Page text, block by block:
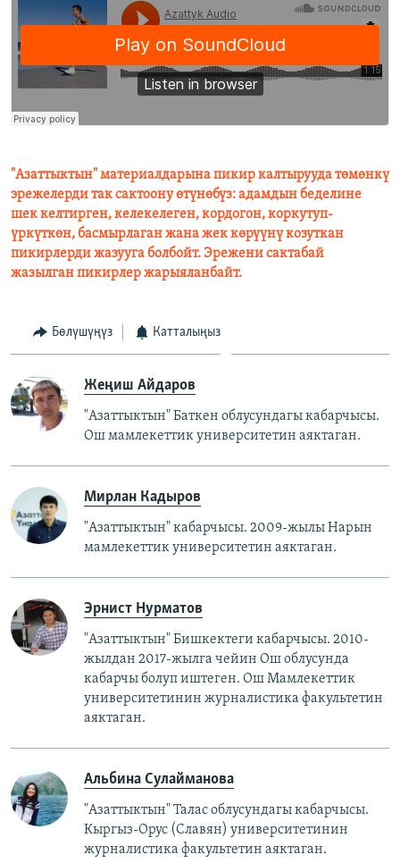
"Азаттыктын" материалдарына пикир калтырууда төмөнкү
эрежелерди так сактоону өтүнөбүз: адамдын беделине
шек келтирген, келекелеген, кордогон, коркутуп-
үркүткөн, басмырлаган жана жек көрүүнү козуткан
пикирлерди жазууга болбойт. Эрежени сактабай
жазылган пикирлер жарыяланбайт.
Бөлүшүңүз Катталыңыз
Жеңиш Айдаров
"Азаттыктын" Баткен облусундагы кабарчысы.
Ош мамлекеттик университетин аяктаган.
Мирлан Кадыров
"Азаттыктын" кабарчысы. 2009-жылы Нарын
мамлекеттик университетин аяктаган.
Эрнист Нурматов
"Азаттыктын" Бишкектеги кабарчысы. 2010-
жылдан 2017-жылга чейин Ош облусунда
кабарчы болуп иштеген. Ош Мамлекеттик
университетинин журналистика факультетин
аяктаган.
Альбина Сулайманова
"Азаттыктын" Талас облусундагы кабарчысы.
Кыргыз-Орус (Славян) университетинин
журналистика факультетин аяктаган.